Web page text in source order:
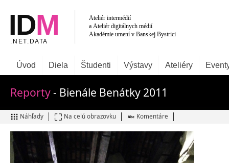
Úvod Diela Študenti Výstavy Ateliéry
Reporty- Bienále Benátky 2011
Náhľady Na celú obrazovku Komentáre